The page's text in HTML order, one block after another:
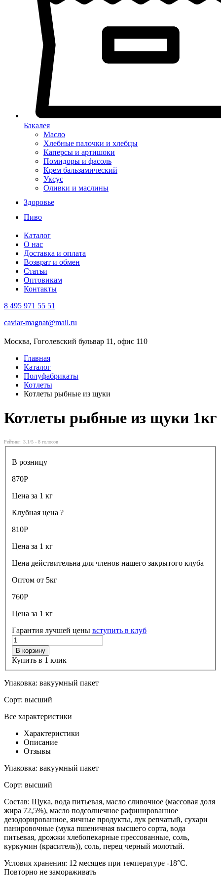
Бакалея
Масло
Хлебные палочки и хлебцы
Каперсы и артишоки
Помидоры и фасоль
Крем бальзамический
Уксус
Оливки и маслины
Здоровье
Пиво
Каталог
О нас
Доставка и оплата
Возврат и обмен
Статьи
Оптовикам
Контакты
8 495 971 55 51
caviar-magnat@mail.ru
Москва, Гоголевский бульвар 11, офис 110
Главная
Каталог
Полуфабрикаты
Котлеты
Котлеты рыбные из щуки
Котлеты рыбные из щуки 1кг
Рейтинг: 3.1/5 - 8 голосов
В розницу
870Р
Цена за 1 кг
Клубная цена ?
810Р
Цена за 1 кг
Цена действительна для членов нашего закрытого клуба
Оптом от 5кг
760Р
Цена за 1 кг
Гарантия лучшей цены вступить в клуб
В корзину
Купить в 1 клик
Упаковка: вакуумный пакет
Сорт: высший
Все характеристики
Характеристики
Описание
Отзывы
Упаковка: вакуумный пакет
Сорт: высший
Состав: Щука, вода питьевая, масло сливочное (массовая доля
жира 72,5%), масло подсолнечное рафинированное
дезодорированное, яичные продукты, лук репчатый, сухари
панировочные (мука пшеничная высшего сорта, вода
питьевая, дрожжи хлебопекарные прессованные, соль,
куркумин (краситель)), соль, перец черный молотый.
Условия хранения: 12 месяцев при температуре -18°С.
Повторно не замораживать